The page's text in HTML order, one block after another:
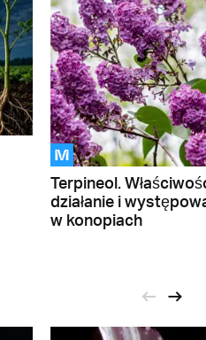
M
Terpineol.
działanie i
w konopiach